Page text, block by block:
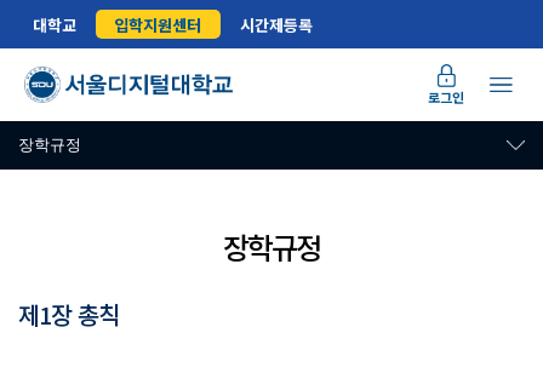
대학교 입학지원센터 시간제등록
로그인
장학규정
장학규정
장학규정 안내
제1장 총칙